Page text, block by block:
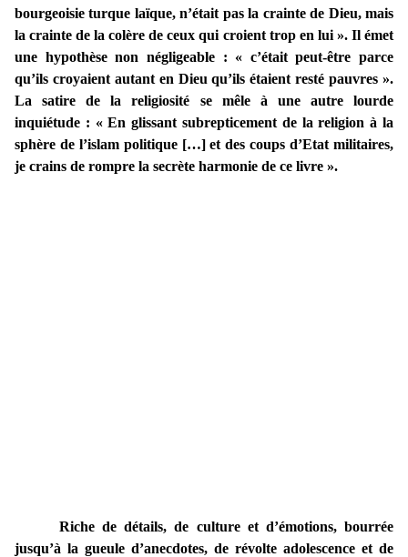
bourgeoisie turque laïque, n’était pas la crainte de Dieu, mais
la crainte de la colère de ceux qui croient trop en lui ». Il émet
une hypothèse non négligeable : « c’était peut-être parce
qu’ils croyaient autant en Dieu qu’ils étaient resté pauvres ».
La satire de la religiosité se mêle à une autre lourde
inquiétude : « En glissant subrepticement de la religion à la
sphère de l’islam politique […] et des coups d’Etat militaires,
je crains de rompre la secrète harmonie de ce livre ».
Riche de détails, de culture et d’émotions, bourrée
jusqu’à la gueule d’anecdotes, de révolte adolescence et de